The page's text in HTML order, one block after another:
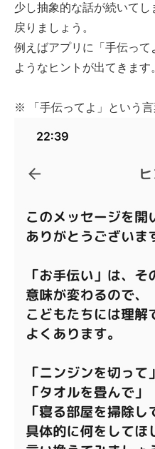
少し抽象的な話が続いて
戻りましょう。
例えばアプリに「手伝っ
ようなヒントが出てきます
※ 「手伝ってよ」という